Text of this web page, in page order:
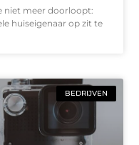
niet meer doorloopt:
huiseigenaar op zit te
BEDRIJVEN